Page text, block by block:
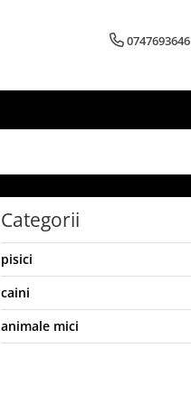
0747693646
Categorii
pisici
caini
animale mici